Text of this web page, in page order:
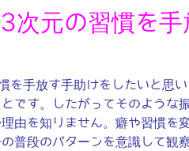
3次元の習慣を手
を手放す手助けをしたいと思
です。したがってそのような
由を知りません。癖や習慣を
普段のパターンを意識して観